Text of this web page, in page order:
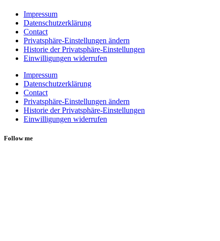
Impressum
Datenschutzerklärung
Contact
Privatsphäre-Einstellungen ändern
Historie der Privatsphäre-Einstellungen
Einwilligungen widerrufen
Impressum
Datenschutzerklärung
Contact
Privatsphäre-Einstellungen ändern
Historie der Privatsphäre-Einstellungen
Einwilligungen widerrufen
Follow me